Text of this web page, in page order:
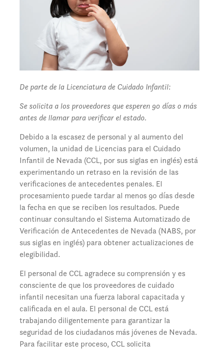
De parte de la Licenciatura de Cuidado Infantil:
Se solicita a los proveedores que esperen 90 días o más
antes de llamar para verificar el estado.
Debido a la escasez de personal y al aumento del
volumen, la unidad de Licencias para el Cuidado
Infantil de Nevada (CCL, por sus siglas en inglés) está
experimentando un retraso en la revisión de las
verificaciones de antecedentes penales. El
procesamiento puede tardar al menos 90 días desde
la fecha en que se reciben los resultados. Puede
continuar consultando el Sistema Automatizado de
Verificación de Antecedentes de Nevada (NABS, por
sus siglas en inglés) para obtener actualizaciones de
elegibilidad.
El personal de CCL agradece su comprensión y es
consciente de que los proveedores de cuidado
infantil necesitan una fuerza laboral capacitada y
calificada en el aula. El personal de CCL está
trabajando diligentemente para garantizar la
seguridad de los ciudadanos más jóvenes de Nevada.
Para facilitar este proceso, CCL solicita